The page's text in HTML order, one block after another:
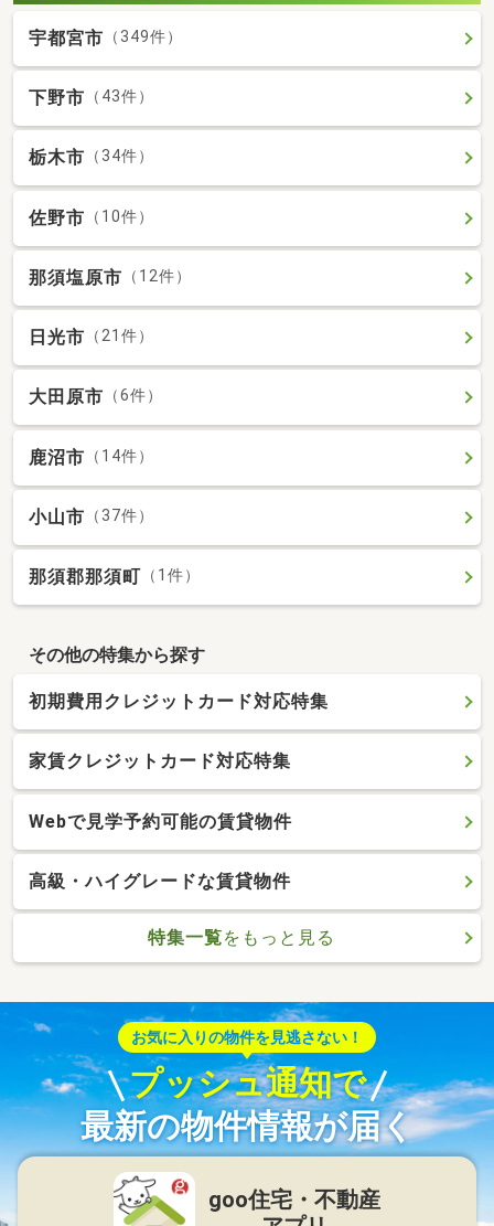
宇都宮市 （349件）
下野市 （43件）
栃木市 （34件）
佐野市 （10件）
那須塩原市 （12件）
日光市 （21件）
大田原市 （6件）
鹿沼市 （14件）
小山市 （37件）
那須郡那須町 （1件）
その他の特集から探す
初期費用クレジットカード対応特集
家賃クレジットカード対応特集
Webで見学予約可能の賃貸物件
高級・ハイグレードな賃貸物件
特集一覧をもっと見る
お気に入りの物件を見逃さない！
プッシュ通知で
最新の物件情報が届く
goo住宅・不動産